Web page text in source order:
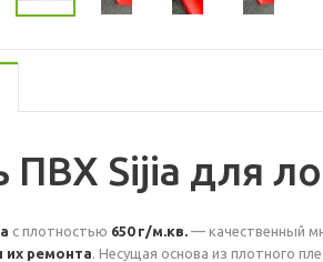
ПВХ Sijia для
с плотностью 650 г/м.кв. — качественный
ремонта. Несущая основа из плотного